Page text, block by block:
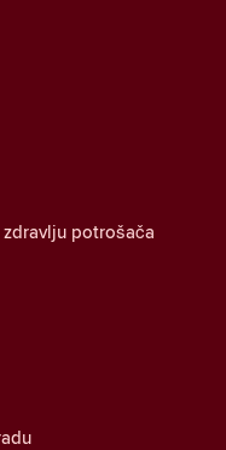
potrošača